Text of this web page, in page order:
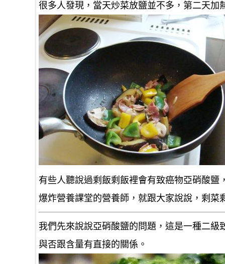
很多人發現，當天炒菜放鹽並不多，第二天加
有些人聽說過剩飯剩飯裡會有致癌物亞硝酸
爆炸營養課堂的營養師，就跟大家說說，剩菜
我們先來說說亞硝酸鹽的問題，這是一種二
與否跟含量有直接的關係。